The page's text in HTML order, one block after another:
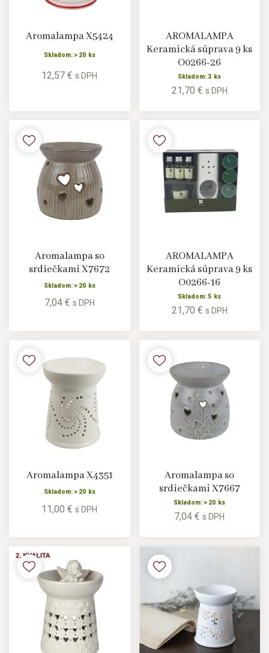
Aromalampa X5424
Skladom: > 20 ks
12,57 €s DPH
AROMALAMPA
Keramická súprava 9 ks
O0266-26
Skladom: 3 ks
21,70 € s DPH
Aromalampa so
srdiečkami X7672
Skladom: > 20 ks
7,04 € s DPH
AROMALAMPA
Keramická súprava 9 ks
O0266-16
Skladom: 5 ks
21,70 € s DPH
Aromalampa X4351
Skladom: > 20 ks
11,00 €s DPH
Aromalampa so
srdiečkami X7667
Skladom: > 20 ks
7,04 €s DPH